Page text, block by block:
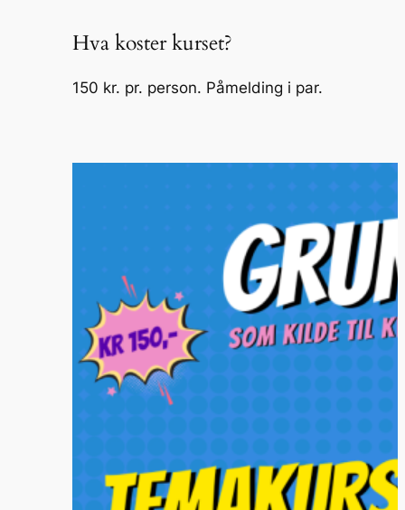
Hva koster kurset?
150 kr. pr. person. Påmelding i par.